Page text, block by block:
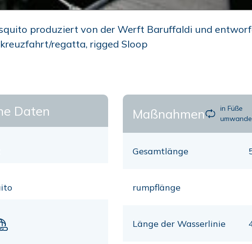
produziert von der Werft Baruffaldi und
regatta, rigged Sloop
Daten Maßnahmen
in Füße
Gesamtlänge
rumpflänge
Länge der Wasserlinie